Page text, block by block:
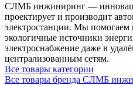
СЛМБ инжиниринг —
проектирует и производит
электростанции. Мы помогаем
экологичные источники
электроснабжение даже в
централизованным сетям.
Все товары категории
Все товары бренда СЛМБ